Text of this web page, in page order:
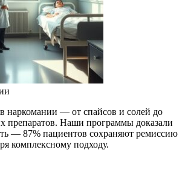
наркомании — от спайсов и солей до
препаратов. Наши программы доказали
— 87% пациентов сохраняют ремиссию
комплексному подходу.